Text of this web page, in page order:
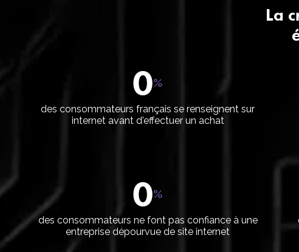
Audit et stratégie
Accompagnement du
gérant
Photographie
La
0%
des consommateurs français se renseignent sur
internet avant d'effectuer un achat
0%
des consommateurs ne font pas confiance à une
entreprise dépourvue de site internet